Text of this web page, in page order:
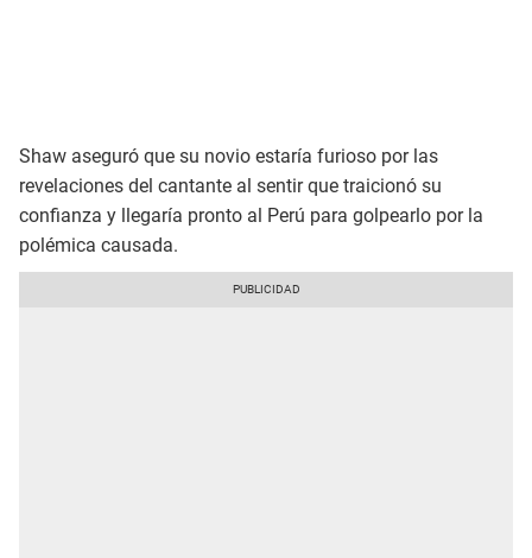
Shaw aseguró que su novio estaría furioso por las
revelaciones del cantante al sentir que traicionó su
confianza y llegaría pronto al Perú para golpearlo por la
polémica causada.